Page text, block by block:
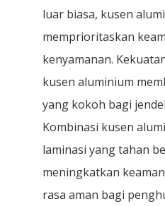
luar biasa, kusen
memprioritaskan
kenyamanan.
kusen aluminium
yang kokoh bagi
Kombinasi kusen
laminasi yang tahan
meningkatkan
rasa aman bagi